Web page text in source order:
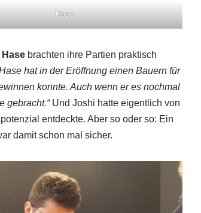
Hase
Hase brachten ihre Partien praktisch
hat in der Eröffnung einen Bauern für
konnte. Auch wenn er es nochmal
gebracht.“Und Joshi hatte eigentlich von
entdeckte. Aber so oder so: Ein
damit schon mal sicher.